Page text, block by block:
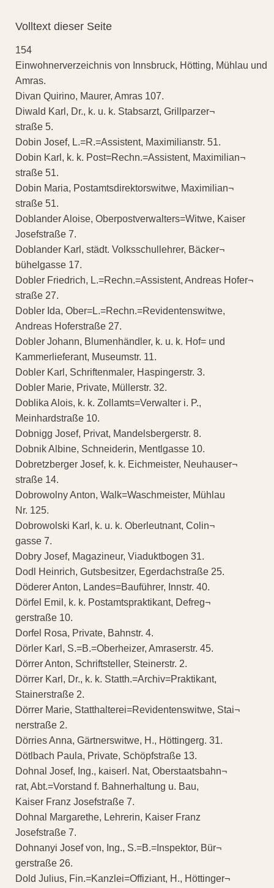
Volltext dieser Seite
154
Einwohnerverzeichnis von Innsbruck, Hötting, Mühlau und
Amras.
Divan Quirino, Maurer, Amras 107.
Diwald Karl, Dr., k. u. k. Stabsarzt, Grillparzer¬
straße 5.
Dobin Josef, L.=R.=Assistent, Maximilianstr. 51.
Dobin Karl, k. k. Post=Rechn.=Assistent, Maximilian¬
straße 51.
Dobin Maria, Postamtsdirektorswitwe, Maximilian¬
straße 51.
Doblander Aloise, Oberpostverwalters=Witwe, Kaiser
Josefstraße 7.
Doblander Karl, städt. Volksschullehrer, Bäcker¬
bühelgasse 17.
Dobler Friedrich, L.=Rechn.=Assistent, Andreas Hofer¬
straße 27.
Dobler Ida, Ober=L.=Rechn.=Revidentenswitwe,
Andreas Hoferstraße 27.
Dobler Johann, Blumenhändler, k. u. k. Hof= und
Kammerlieferant, Museumstr. 11.
Dobler Karl, Schriftenmaler, Haspingerstr. 3.
Dobler Marie, Private, Müllerstr. 32.
Doblika Alois, k. k. Zollamts=Verwalter i. P.,
Meinhardstraße 10.
Dobnigg Josef, Privat, Mandelsbergerstr. 8.
Dobnik Albine, Schneiderin, Mentlgasse 10.
Dobretzberger Josef, k. k. Eichmeister, Neuhauser¬
straße 14.
Dobrowolny Anton, Walk=Waschmeister, Mühlau
Nr. 125.
Dobrowolski Karl, k. u. k. Oberleutnant, Colin¬
gasse 7.
Dobry Josef, Magazineur, Viaduktbogen 31.
Dodl Heinrich, Gutsbesitzer, Egerdachstraße 25.
Döderer Anton, Landes=Bauführer, Innstr. 40.
Dörfel Emil, k. k. Postamtspraktikant, Defreg¬
gerstraße 10.
Dorfel Rosa, Private, Bahnstr. 4.
Dörler Karl, S.=B.=Oberheizer, Amraserstr. 45.
Dörrer Anton, Schriftsteller, Steinerstr. 2.
Dörrer Karl, Dr., k. k. Statth.=Archiv=Praktikant,
Stainerstraße 2.
Dörrer Marie, Statthalterei=Revidentenswitwe, Stai¬
nerstraße 2.
Dörries Anna, Gärtnerswitwe, H., Höttingerg. 31.
Dötlbach Paula, Private, Schöpfstraße 13.
Dohnal Josef, Ing., kaiserl. Nat, Oberstaatsbahn¬
rat, Abt.=Vorstand f. Bahnerhaltung u. Bau,
Kaiser Franz Josefstraße 7.
Dohnal Margarethe, Lehrerin, Kaiser Franz
Josefstraße 7.
Dohnanyi Josef von, Ing., S.=B.=Inspektor, Bür¬
gerstraße 26.
Dold Julius, Fin.=Kanzlei=Offiziant, H., Höttinger¬